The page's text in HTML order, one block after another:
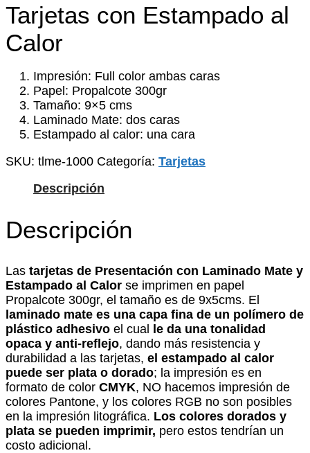
Tarjetas con Estampado al
Calor
Impresión: Full color ambas caras
Papel: Propalcote 300gr
Tamaño: 9×5 cms
Laminado Mate: dos caras
Estampado al calor: una cara
SKU: tlme-1000 Categoría: Tarjetas
Descripción
Descripción
Las tarjetas de Presentación con Laminado Mate y
Estampado al Calor se imprimen en papel
Propalcote 300gr, el tamaño es de 9x5cms. El
laminado mate es una capa fina de un polímero de
plástico adhesivo el cual le da una tonalidad
opaca y anti-reflejo, dando más resistencia y
durabilidad a las tarjetas, el estampado al calor
puede ser plata o dorado; la impresión es en
formato de color CMYK, NO hacemos impresión de
colores Pantone, y los colores RGB no son posibles
en la impresión litográfica. Los colores dorados y
plata se pueden imprimir, pero estos tendrían un
costo adicional.